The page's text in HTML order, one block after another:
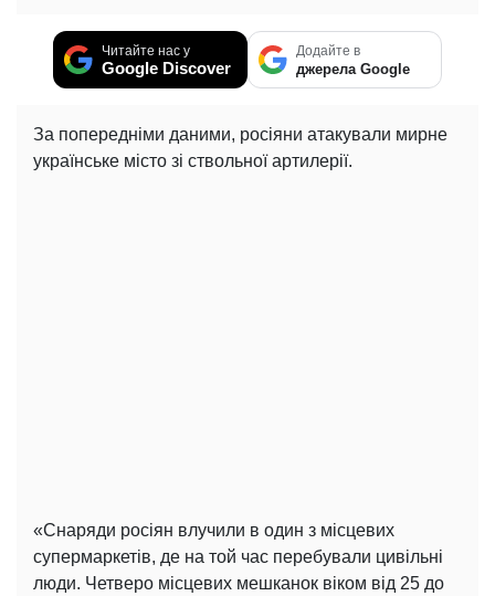
Читайте нас у
Google Discover
Додайте в
джерела Google
За попередніми даними, росіяни атакували мирне
українське місто зі ствольної артилерії.
«Снаряди росіян влучили в один з місцевих
супермаркетів, де на той час перебували цивільні
люди. Четверо місцевих мешканок віком від 25 до